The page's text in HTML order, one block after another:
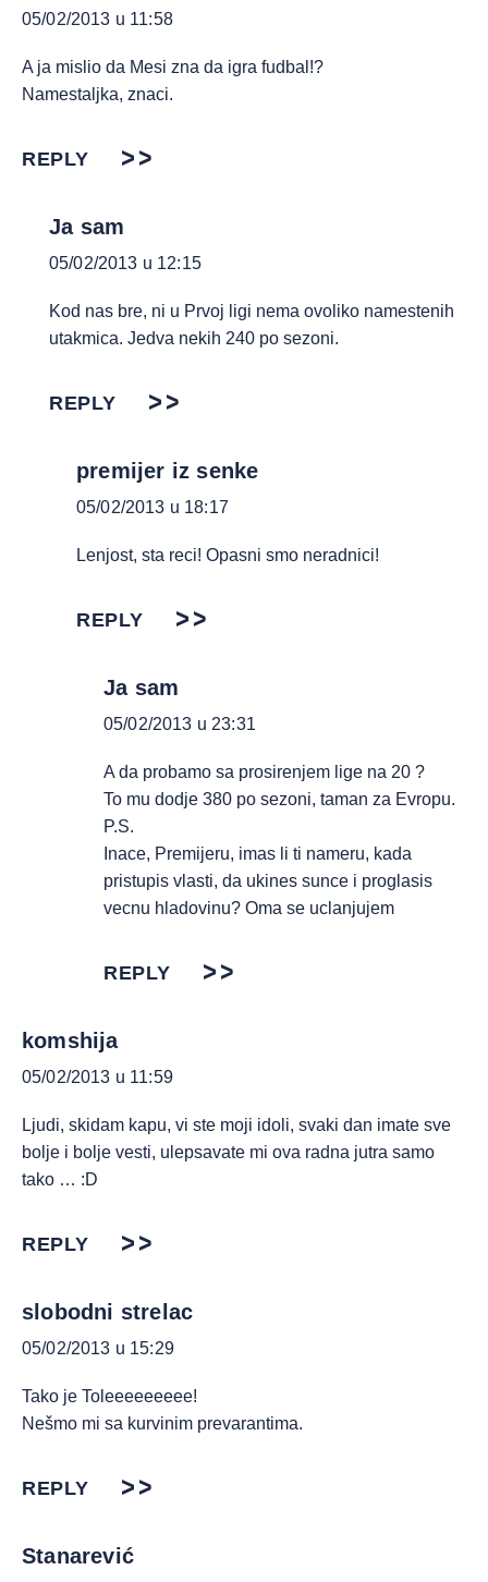
05/02/2013 u 11:58
A ja mislio da Mesi zna da igra fudbal!?
Namestaljka, znaci.
REPLY
Ja sam
05/02/2013 u 12:15
Kod nas bre, ni u Prvoj ligi nema ovoliko namestenih
utakmica. Jedva nekih 240 po sezoni.
REPLY
premijer iz senke
05/02/2013 u 18:17
Lenjost, sta reci! Opasni smo neradnici!
REPLY
Ja sam
05/02/2013 u 23:31
A da probamo sa prosirenjem lige na 20 ?
To mu dodje 380 po sezoni, taman za Evropu.
P.S.
Inace, Premijeru, imas li ti nameru, kada
pristupis vlasti, da ukines sunce i proglasis
vecnu hladovinu? Oma se uclanjujem
REPLY
komshija
05/02/2013 u 11:59
Ljudi, skidam kapu, vi ste moji idoli, svaki dan imate sve
bolje i bolje vesti, ulepsavate mi ova radna jutra samo
tako … :D
REPLY
slobodni strelac
05/02/2013 u 15:29
Tako je Toleeeeeeeee!
Nešmo mi sa kurvinim prevarantima.
REPLY
Stanarević